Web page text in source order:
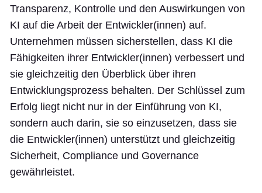
Transparenz, Kontrolle und den Auswirkungen von
KI auf die Arbeit der Entwickler(innen) auf.
Unternehmen müssen sicherstellen, dass KI die
Fähigkeiten ihrer Entwickler(innen) verbessert und
sie gleichzeitig den Überblick über ihren
Entwicklungsprozess behalten. Der Schlüssel zum
Erfolg liegt nicht nur in der Einführung von KI,
sondern auch darin, sie so einzusetzen, dass sie
die Entwickler(innen) unterstützt und gleichzeitig
Sicherheit, Compliance und Governance
gewährleistet.